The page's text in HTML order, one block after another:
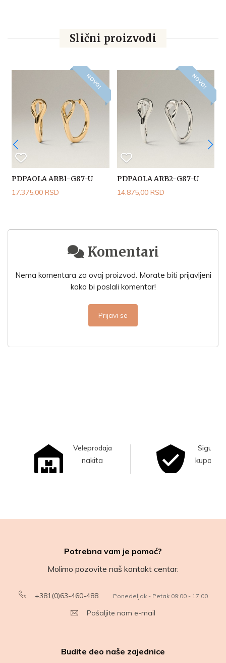
Slični proizvodi
NOVO!
PDPAOLA ARB1-G87-U
17.375,00 RSD
NOVO!
PDPAOLA ARB2-G87-U
14.875,00 RSD
Komentari
Nema komentara za ovaj proizvod. Morate biti prijavljeni
kako bi poslali komentar!
Prijavi se
Veleprodaja
nakita
Sigurna
kupovina
Potrebna vam je pomoć?
Molimo pozovite naš kontakt centar:
+381(0)63-460-488 Ponedeljak - Petak 09:00 - 17:00
Pošaljite nam e-mail
Budite deo naše zajednice